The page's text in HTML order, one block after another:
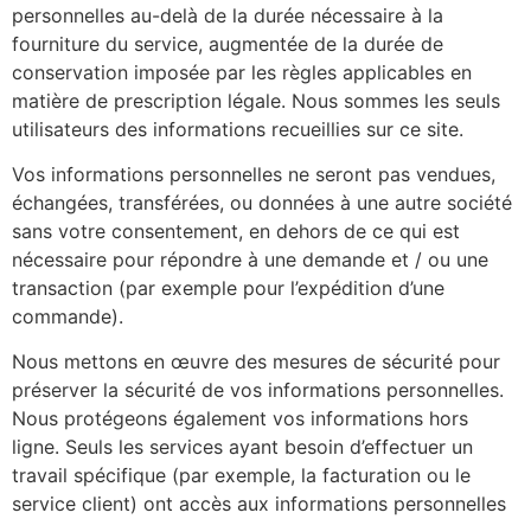
personnelles au-delà de la durée nécessaire à la
fourniture du service, augmentée de la durée de
conservation imposée par les règles applicables en
matière de prescription légale. Nous sommes les seuls
utilisateurs des informations recueillies sur ce site.
Vos informations personnelles ne seront pas vendues,
échangées, transférées, ou données à une autre société
sans votre consentement, en dehors de ce qui est
nécessaire pour répondre à une demande et / ou une
transaction (par exemple pour l’expédition d’une
commande).
Nous mettons en œuvre des mesures de sécurité pour
préserver la sécurité de vos informations personnelles.
Nous protégeons également vos informations hors
ligne. Seuls les services ayant besoin d’effectuer un
travail spécifique (par exemple, la facturation ou le
service client) ont accès aux informations personnelles